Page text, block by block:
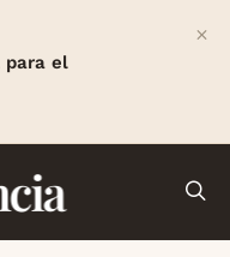
para el
×